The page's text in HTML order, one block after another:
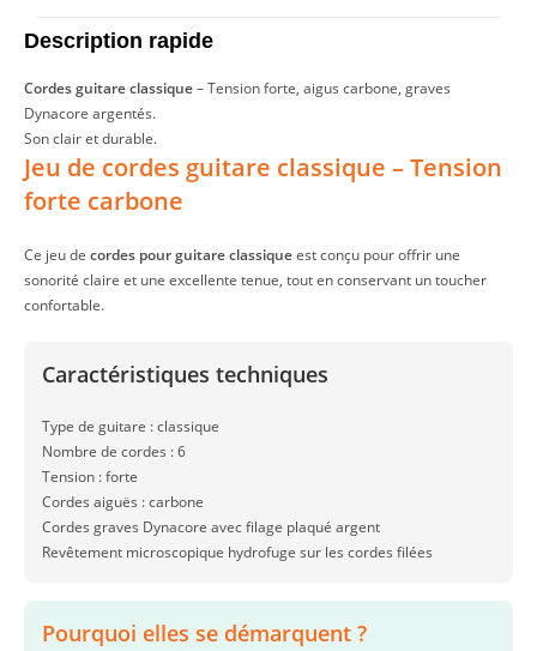
Description rapide
Cordes guitare classique– Tension forte, aigus carbone, graves
Dynacore argentés.
Son clair et durable.
Jeu de cordes guitare classique – Tension
forte carbone
Ce jeu de cordes pour guitare classiqueest conçu pour offrir une
sonorité claire et une excellente tenue, tout en conservant un toucher
confortable.
Caractéristiques techniques
Type de guitare : classique
Nombre de cordes : 6
Tension : forte
Cordes aiguës : carbone
Cordes graves Dynacore avec filage plaqué argent
Revêtement microscopique hydrofuge sur les cordes filées
Pourquoi elles se démarquent ?